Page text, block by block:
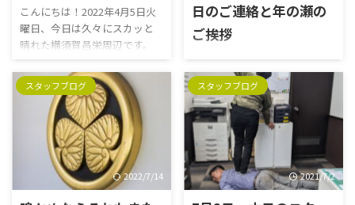
こんにちは！2022年4月5日火
曜日、今日は久々にスカッと
晴れた横須賀昌栄周辺です。
久々のお天道様ですね！思い
っきり洗濯されましたでしょ
うか。 ついに、ついに新年度
に入りましたね！今年ももう
カレンダーを3枚も剥がしたん
でしょうか。。時の流れとは
早いこと。何かと新しいこと
が始まる時期ですが、みなさ
んご準備は出来ているでしょ
日のご連絡と年の瀬の
ご挨拶
こんにちは！2025年12月26日
金曜日、寒風吹きすさぶ横須
賀昌栄周辺です。早くも2025
年も年の瀬ですね。お正月の
準備に抜かりはございません
か？？本年も昌栄をご愛顧い
ただき、ありがとうございまし
た！誠に勝手ながら、下記の
期間を冬季休業とさせていた
スタッフブログ
2022/7/14
スタッフブログ
2021/7/2